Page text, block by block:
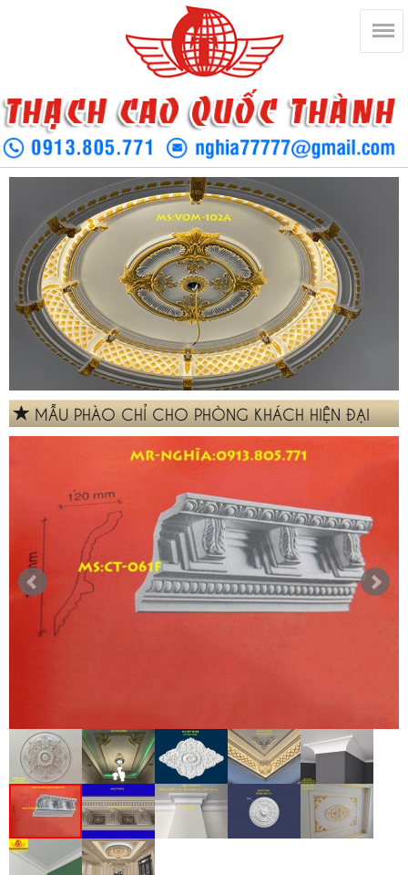
MẪU PHÀO CHỈ CHO PHÒNG KHÁCH HIỆN ĐẠI